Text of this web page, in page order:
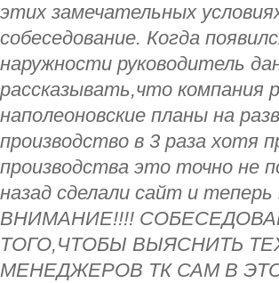
этих замечательных
собеседование. Когда
наружности руководитель
рассказывать,что компания
наполеоновские планы на
производство в 3 раза хотя
производства это точно не
назад сделали сайт и
ВНИМАНИЕ!!!!
ТОГО,ЧТОБЫ ВЫЯСНИТЬ
МЕНЕДЖЕРОВ ТК САМ В